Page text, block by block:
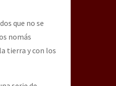
que no se
nomás
tierra y con los